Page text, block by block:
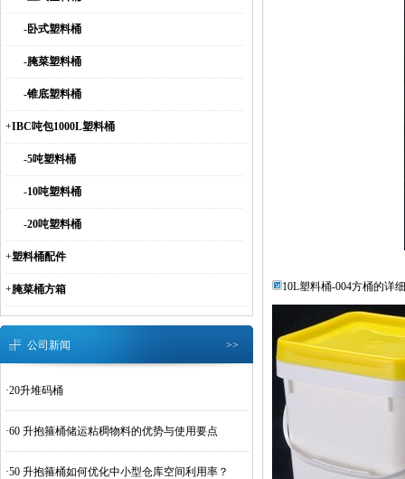
-卧式塑料桶
-腌菜塑料桶
-锥底塑料桶
+IBC吨包1000L塑料桶
-5吨塑料桶
-10吨塑料桶
-20吨塑料桶
+塑料桶配件
+腌菜桶方箱
公司新闻 >>
·20升堆码桶
·60 升抱箍桶储运粘稠物料的优势与使用要点
·50 升抱箍桶如何优化中小型仓库空间利用率？
10L塑料桶-004方桶的详